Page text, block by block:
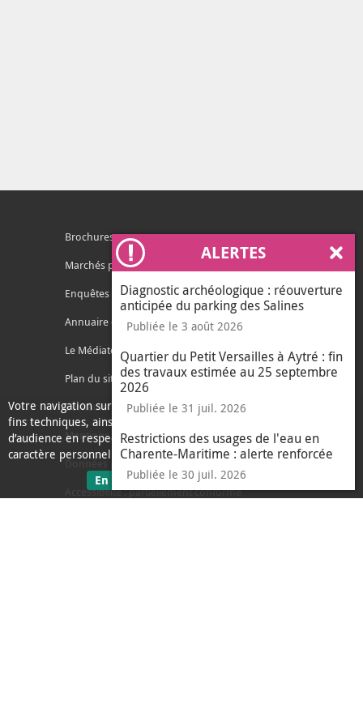
Votre navigation sur ce site nécessite l’usage de cookies pour des
fins techniques, ainsi que des cookies anonymisés de mesure
d’audience en respect de la législation relative aux données à
caractère personnel.
En savoir plussur les données personnelles
J'ai compris
le message
ALERTES
Diagnostic archéologique : réouverture
anticipée du parking des Salines
Publiée le 3 août 2026
Quartier du Petit Versailles à Aytré : fin
des travaux estimée au 25 septembre
2026
Publiée le 31 juil. 2026
Restrictions des usages de l'eau en
Charente-Maritime : alerte renforcée
Publiée le 30 juil. 2026
Brochures
Marchés publics
Enquêtes publiques
Annuaire des services
Le Médiateur de l'Agglo
Plan du site
Contacter l'agglo
Mentions légales
Accessibilité : partiellement conforme